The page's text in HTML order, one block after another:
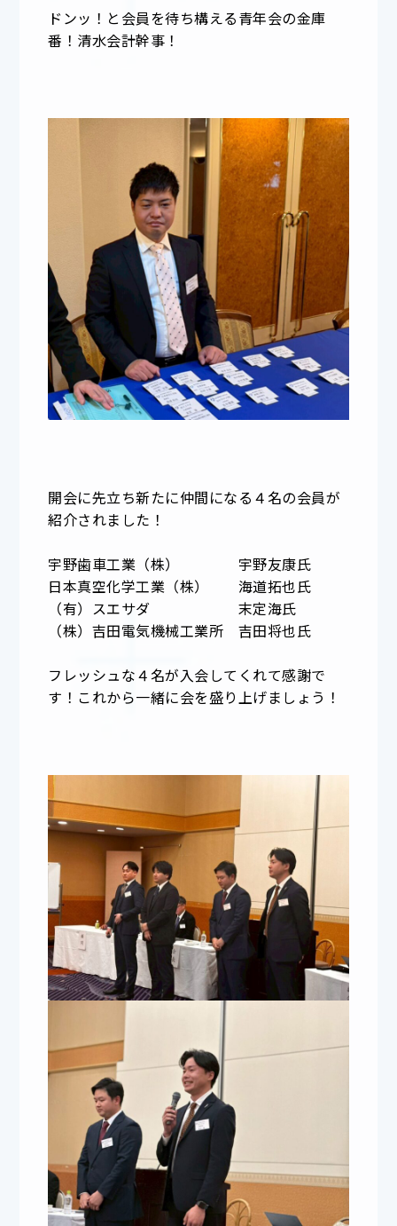
ドンッ！と会員を待ち構える青年会の金庫
番！清水会計幹事！
開会に先立ち新たに仲間になる４名の会員が
紹介されました！
宇野歯車工業（株） 宇野友康氏
日本真空化学工業（株） 海道拓也氏
（有）スエサダ 末定海氏
（株）吉田電気機械工業所 吉田将也氏
フレッシュな４名が入会してくれて感謝で
す！これから一緒に会を盛り上げましょう！